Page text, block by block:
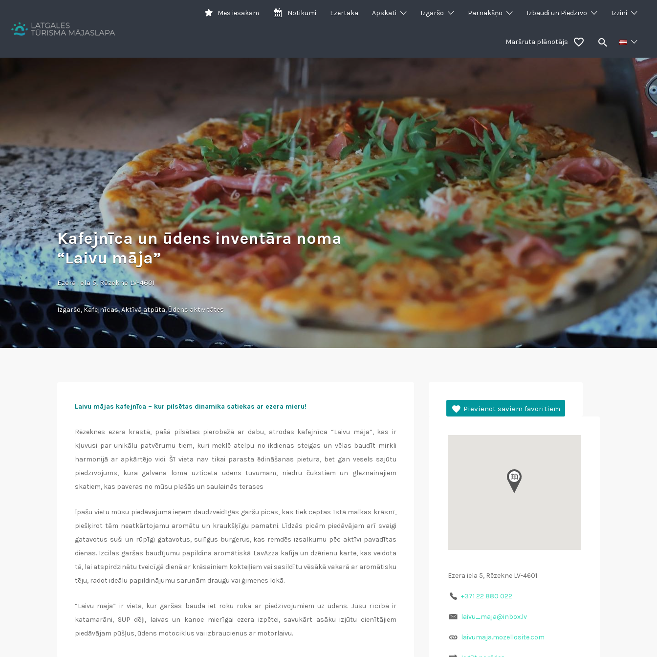
Mēs iesakām Notikumi Ezertaka Apskati Izgaršo Pārnakšņo Izbaudi un Piedzīvo Izzini
Maršruta plānotājs
Kafejnīca un ūdens inventāra noma
“Laivu māja”
Ezera iela 5, Rēzekne LV-4601
Izgaršo, Kafejnīcas,Aktīvā atpūta,Ūdens aktivitātes
Laivu mājas kafejnīca – kur pilsētas dinamika satiekas ar ezera mieru!
Rēzeknes ezera krastā, pašā pilsētas pierobežā ar dabu, atrodas kafejnīca “Laivu māja”, kas ir
kļuvusi par unikālu patvērumu tiem, kuri meklē atelpu no ikdienas steigas un vēlas baudīt mirkli
harmonijā ar apkārtējo vidi. Šī vieta nav tikai parasta ēdināšanas pietura, bet gan vesels sajūtu
piedzīvojums, kurā galvenā loma uzticēta ūdens tuvumam, niedru čukstiem un gleznainajiem
skatiem, kas paveras no mūsu plašās un saulainās terases
Īpašu vietu mūsu piedāvājumā ieņem daudzveidīgās garšu picas, kas tiek ceptas īstā malkas krāsnī,
piešķirot tām neatkārtojamu aromātu un kraukšķīgu pamatni. Līdzās picām piedāvājam arī svaigi
gatavotus suši un rūpīgi gatavotus, sulīgus burgerus, kas remdēs izsalkumu pēc aktīvi pavadītas
dienas. Izcilas garšas baudījumu papildina aromātiskā LavAzza kafija un dzērienu karte, kas veidota
tā, lai atspirdzinātu tveicīgā dienā ar krāsainiem kokteiļiem vai sasildītu vēsākā vakarā ar aromātisku
tēju, radot ideālu papildinājumu sarunām draugu vai ģimenes lokā.
“Laivu māja” ir vieta, kur garšas bauda iet roku rokā ar piedzīvojumiem uz ūdens. Jūsu rīcībā ir
katamarāni, SUP dēļi, laivas un kanoe mierīgai ezera izpētei, savukārt asāku izjūtu cienītājiem
piedāvājam pūšļus, ūdens motociklus vai izbraucienus ar motorlaivu.
Ezera iela 5, Rēzekne LV-4601
+371 22 880 022
laivu_maja@inbox.lv
laivumaja.mozellosite.com